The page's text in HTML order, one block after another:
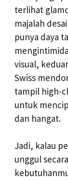
terlihat
majalah
punya daya
visual,
Swiss
tampil high-
untuk
dan hangat.
Jadi, kalau
unggul